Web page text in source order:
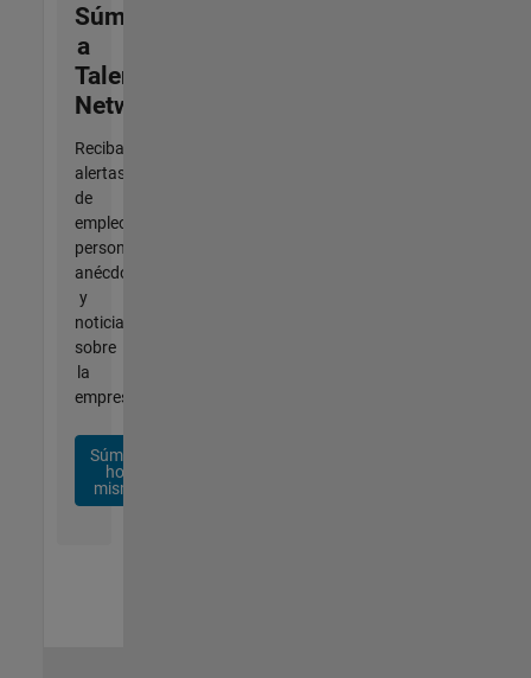
Súmese
a
Talent
Network
Reciba
alertas
de
empleo
personalizadas,
anécdotas
y
noticias
sobre
la
empresa.
Súmese
hoy
mismo